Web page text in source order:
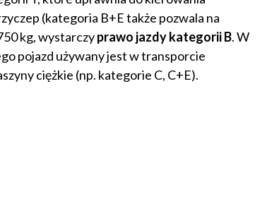
(kategoria B+E także pozwala na
kg, wystarczyprawo jazdy kategorii B. W
pojazd używany jest w transporcie
ciężkie (np. kategorie C, C+E).